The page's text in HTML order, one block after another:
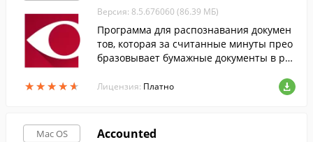
★★★★★
★★★★★
Версия: 8.5.676060 (86.39 МБ)
Программа для распознавания докумен
тов, которая за считанные минуты прео
бразовывает бумажные документы в ре
F с возможностью поиска по тексту.
Лицензия: Платно
Mac OS Accounted